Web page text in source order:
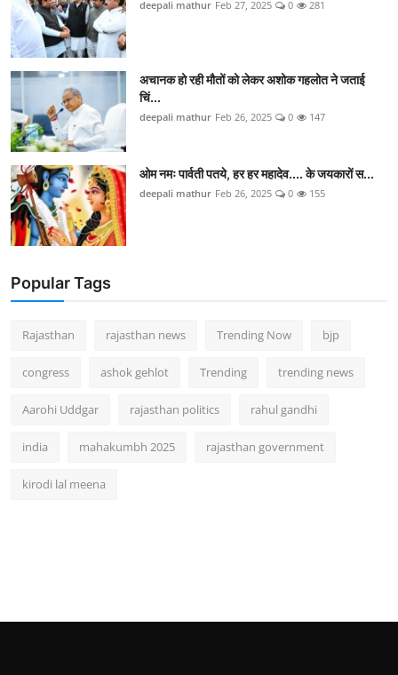
deepali mathur Feb 27, 2025 0 281
अचानक हो रही मौतों को लेकर अशोक गहलोत ने जताई
च‍िं...
deepali mathur Feb 26, 2025 0 147
ओम नमः पार्वती पतये, हर हर महादेव.... के जयकारों स...
deepali mathur Feb 26, 2025 0 155
Popular Tags
Rajasthan rajasthan news Trending Now bjp
congress ashok gehlot Trending trending news
Aarohi Uddgar rajasthan politics rahul gandhi
india mahakumbh 2025 rajasthan government
kirodi lal meena